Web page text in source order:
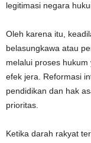
legitimasi negara
Oleh karena itu,
belasungkawa atau
melalui proses
efek jera. Reformasi
pendidikan dan hak
prioritas.
Ketika darah rakyat